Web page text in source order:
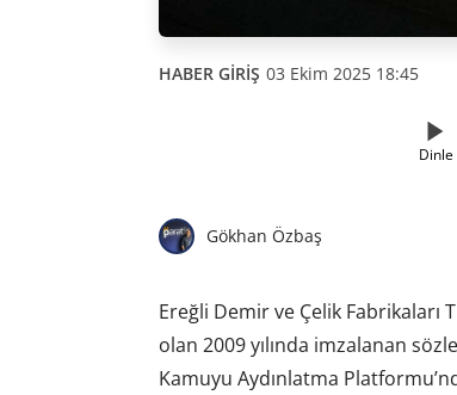
HABER GİRİŞ 03 Ekim 2025 18:45
Dinle
Gökhan Özbaş
Ereğli Demir ve Çelik Fabrikaları
olan 2009 yılında imzalanan
Kamuyu Aydınlatma